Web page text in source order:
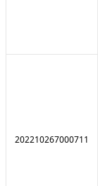
202210267000711